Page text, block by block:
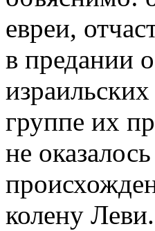
евреи,
в предании
группе их
не
колену Леви.